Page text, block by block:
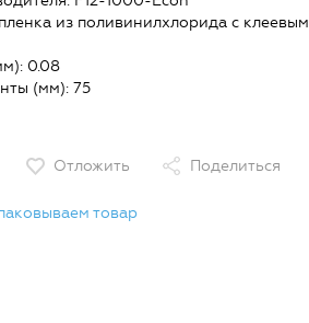
из поливинилхлорида с клеевым
0.08
(мм): 75
Отложить Поделиться
товар